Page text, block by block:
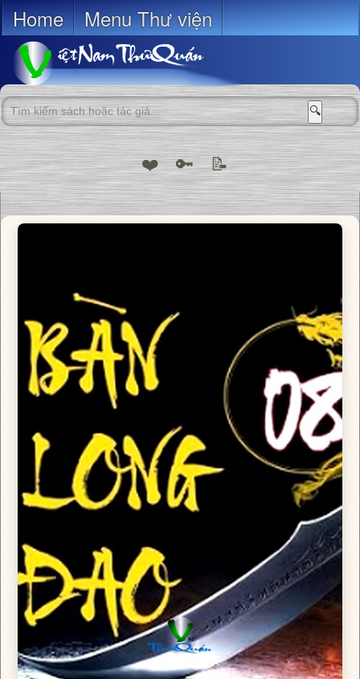
Home Menu Thư viện
🔍
❤️ 🔑 📝